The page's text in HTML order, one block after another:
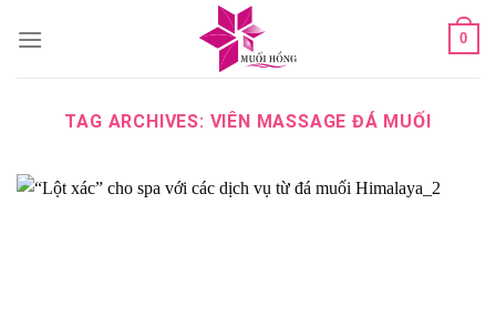
0
TAG ARCHIVES: VIÊN MASSAGE ĐÁ MUỐI